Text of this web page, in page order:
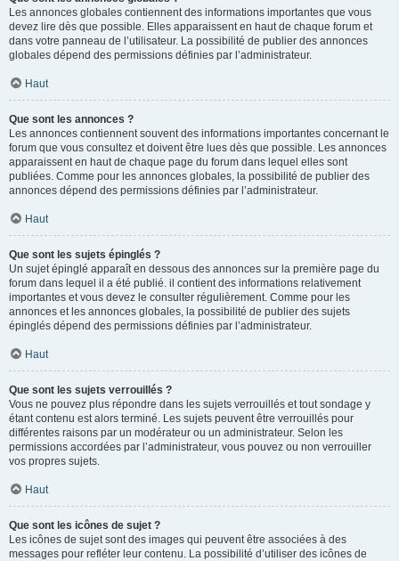
Les annonces globales contiennent des informations importantes que vous
devez lire dès que possible. Elles apparaissent en haut de chaque forum et
dans votre panneau de l’utilisateur. La possibilité de publier des annonces
globales dépend des permissions définies par l’administrateur.
Haut
Que sont les annonces ?
Les annonces contiennent souvent des informations importantes concernant le
forum que vous consultez et doivent être lues dès que possible. Les annonces
apparaissent en haut de chaque page du forum dans lequel elles sont
publiées. Comme pour les annonces globales, la possibilité de publier des
annonces dépend des permissions définies par l’administrateur.
Haut
Que sont les sujets épinglés ?
Un sujet épinglé apparaît en dessous des annonces sur la première page du
forum dans lequel il a été publié. il contient des informations relativement
importantes et vous devez le consulter régulièrement. Comme pour les
annonces et les annonces globales, la possibilité de publier des sujets
épinglés dépend des permissions définies par l’administrateur.
Haut
Que sont les sujets verrouillés ?
Vous ne pouvez plus répondre dans les sujets verrouillés et tout sondage y
étant contenu est alors terminé. Les sujets peuvent être verrouillés pour
différentes raisons par un modérateur ou un administrateur. Selon les
permissions accordées par l’administrateur, vous pouvez ou non verrouiller
vos propres sujets.
Haut
Que sont les icônes de sujet ?
Les icônes de sujet sont des images qui peuvent être associées à des
messages pour refléter leur contenu. La possibilité d’utiliser des icônes de